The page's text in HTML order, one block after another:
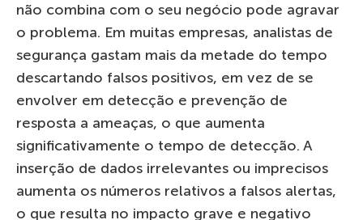
não combina com o seu negócio pode agravar
o problema. Em muitas empresas, analistas de
segurança gastam mais da metade do tempo
descartando falsos positivos, em vez de se
envolver em detecção e prevenção de
resposta a ameaças, o que aumenta
significativamente o tempo de detecção. A
inserção de dados irrelevantes ou imprecisos
aumenta os números relativos a falsos alertas,
o que resulta no impacto grave e negativo